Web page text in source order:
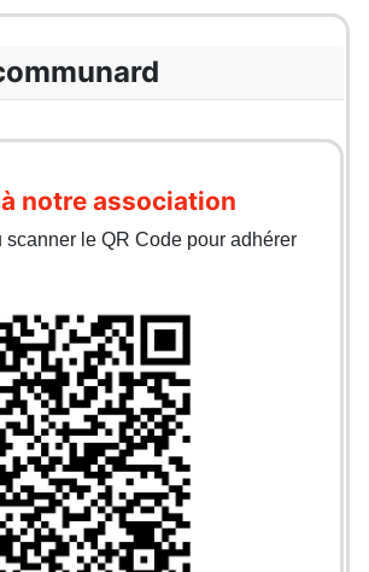
notre association
scanner le QR Code pour adhérer